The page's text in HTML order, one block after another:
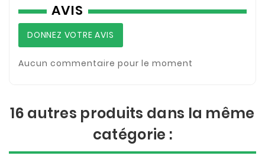
AVIS
DONNEZ VOTRE AVIS
Aucun commentaire pour le moment
16 autres produits dans la même
catégorie :